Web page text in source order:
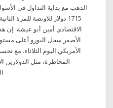
الذهب مع بداية التداول في
1715 دولار للاونصة
الاقتصادي أمين أبو عيشة: إن
الأصفر سجل اليورو أعلى
الأمريكي اليوم الثلاثاء، مع
المخاطرة، مثل الدولارين